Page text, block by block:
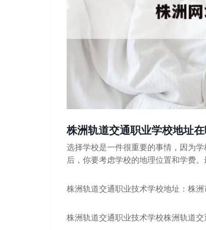
株洲轨道交通职业学校地址
选择学校是一件很重要的事情，因为
后，你要考虑学校的地理位置和学费
株洲轨道交通职业技术学校地址：株洲
株洲轨道交通职业技术学校株洲轨道